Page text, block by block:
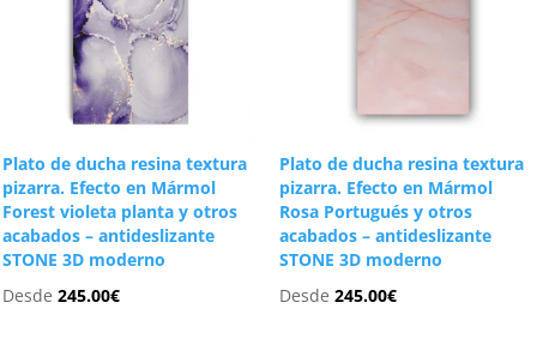
Plato de ducha resina textura
pizarra. Efecto en Mármol
Forest violeta planta y otros
acabados – antideslizante
STONE 3D moderno
Desde245.00€
Plato de ducha resina textura
pizarra. Efecto en Mármol
Rosa Portugués y otros
acabados – antideslizante
STONE 3D moderno
Desde 245.00€